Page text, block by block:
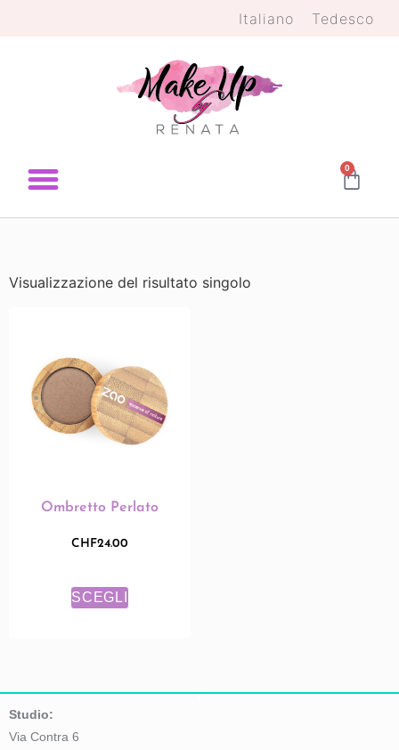
Italiano Tedesco
0
Visualizzazione del risultato singolo
Ombretto Perlato
CHF24.00
SCEGLI
Studio:
Via Contra 6